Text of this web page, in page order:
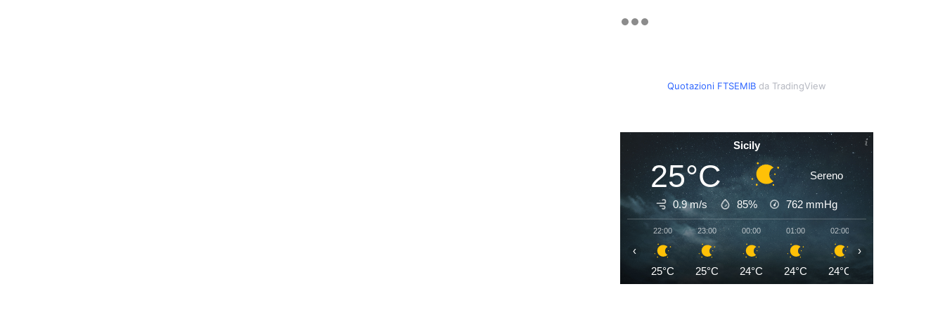
Quotazioni FTSEMIB da TradingView
Sicily
25°C Sereno
0.9 m/s 85% 762 mmHg
22:00
25°C
23:00
25°C
00:00
24°C
01:00
24°C
02:00
24°C
‹ ›